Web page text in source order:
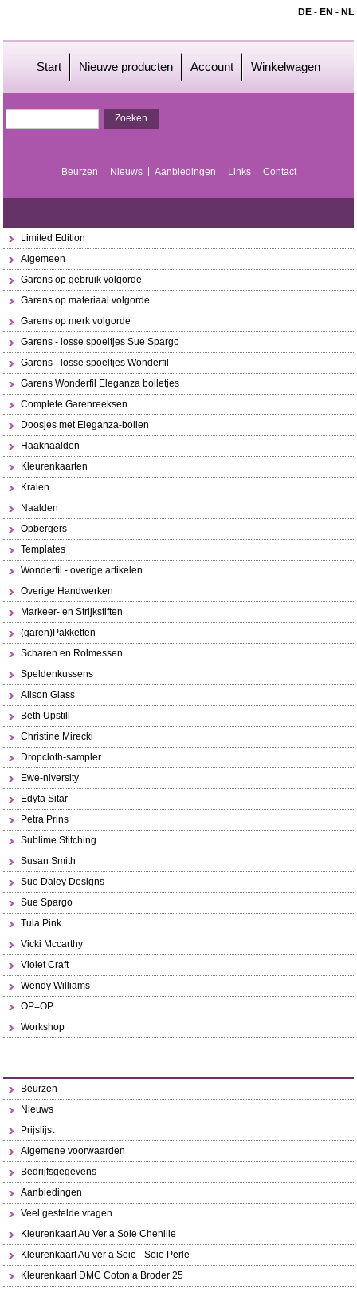
DE- EN - NL
Start Nieuwe producten Account Winkelwagen
Beurzen Nieuws Aanbiedingen Links Contact
Limited Edition
Algemeen
Garens op gebruik volgorde
Garens op materiaal volgorde
Garens op merk volgorde
Garens - losse spoeltjes Sue Spargo
Garens - losse spoeltjes Wonderfil
Garens Wonderfil Eleganza bolletjes
Complete Garenreeksen
Doosjes met Eleganza-bollen
Haaknaalden
Kleurenkaarten
Kralen
Naalden
Opbergers
Templates
Wonderfil - overige artikelen
Overige Handwerken
Markeer- en Strijkstiften
(garen)Pakketten
Scharen en Rolmessen
Speldenkussens
Alison Glass
Beth Upstill
Christine Mirecki
Dropcloth-sampler
Ewe-niversity
Edyta Sitar
Petra Prins
Sublime Stitching
Susan Smith
Sue Daley Designs
Sue Spargo
Tula Pink
Vicki Mccarthy
Violet Craft
Wendy Williams
OP=OP
Workshop
Beurzen
Nieuws
Prijslijst
Algemene voorwaarden
Bedrijfsgegevens
Aanbiedingen
Veel gestelde vragen
Kleurenkaart Au Ver a Soie Chenille
Kleurenkaart Au ver a Soie - Soie Perle
Kleurenkaart DMC Coton a Broder 25